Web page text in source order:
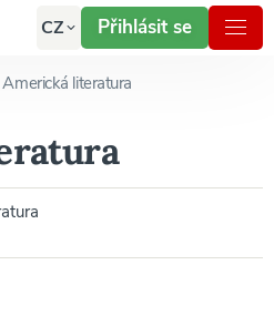
CZ Přihlásit se
Americká literatura